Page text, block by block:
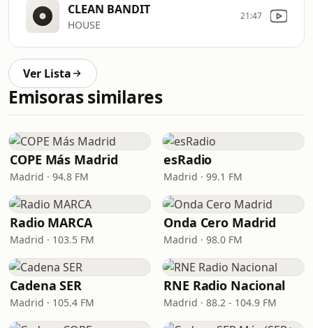
CLEAN BANDIT
HOUSE
21:47
Ver Lista
Emisoras similares
COPE Más Madrid
Madrid · 94.8 FM
esRadio
Madrid · 99.1 FM
Radio MARCA
Madrid · 103.5 FM
Onda Cero Madrid
Madrid · 98.0 FM
Cadena SER
Madrid · 105.4 FM
RNE Radio Nacional
Madrid · 88.2 - 104.9 FM